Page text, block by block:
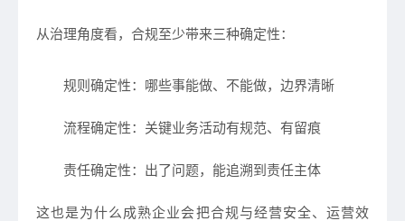
从治理角度看，合规至少带来三种确定性：
规则确定性 ：哪些事能做、不能做，边界清晰
流程确定性 ：关键业务活动有规范、有留痕
责任确定性 ：出了问题，能追溯到责任主体
这也是为什么成熟企业会把合规与经营安全、运营效